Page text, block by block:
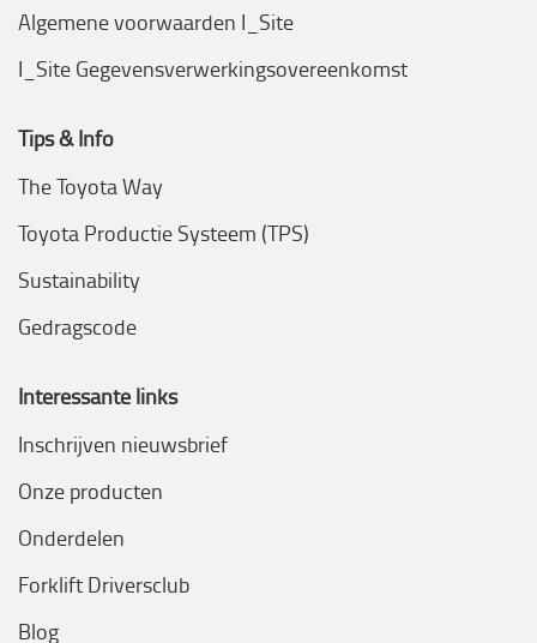
Algemene voorwaarden I_Site
I_Site Gegevensverwerkingsovereenkomst
Tips & Info
The Toyota Way
Toyota Productie Systeem (TPS)
Sustainability
Gedragscode
Interessante links
Inschrijven nieuwsbrief
Onze producten
Onderdelen
Forklift Driversclub
Blog